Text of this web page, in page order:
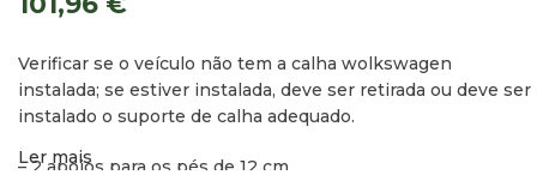
Verificar se o veículo não tem a calha wolkswagen
instalada; se estiver instalada, deve ser retirada ou deve ser
instalado o suporte de calha adequado.
– 2 apoios para os pés de 12 cm
Ler mais